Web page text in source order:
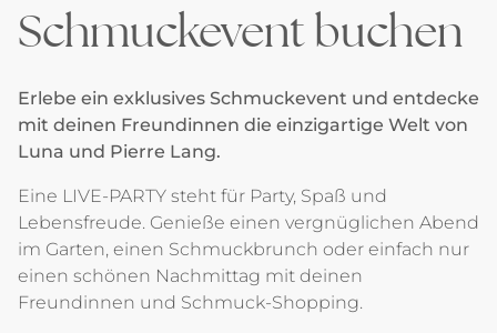
Schmuckevent buchen
Erlebe ein exklusives Schmuckevent und entdecke
mit deinen Freundinnen die einzigartige Welt von
Luna und Pierre Lang.
Eine LIVE-PARTY steht für Party, Spaß und
Lebensfreude. Genieße einen vergnüglichen Abend
im Garten, einen Schmuckbrunch oder einfach nur
einen schönen Nachmittag mit deinen
Freundinnen und Schmuck-Shopping.